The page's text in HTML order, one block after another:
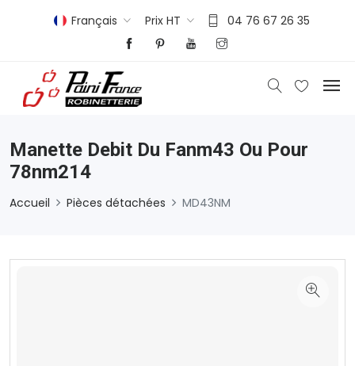
Français Prix HT 04 76 67 26 35
Manette Debit Du Fanm43 Ou Pour
78nm214
Accueil Pièces détachées MD43NM